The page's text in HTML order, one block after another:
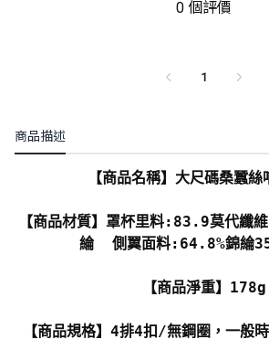
0 個評價
1
商品描述
【商品名稱】大尺碼桑蠶絲
【商品材質】罩杯里料:83.9莫代纖
綸 側翼面料:64.8%錦綸
【商品淨重】178g
【商品規格】4排4扣/無鋼圈，一般